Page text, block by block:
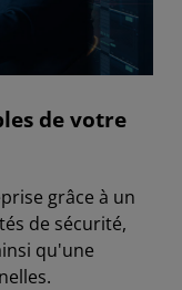
de votre
grâce à un
de sécurité,
qu'une